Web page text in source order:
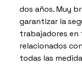
dos años. Muy
garantizar la
trabajadores
relacionados
todas las